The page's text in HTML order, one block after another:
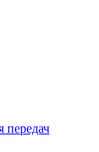
передач